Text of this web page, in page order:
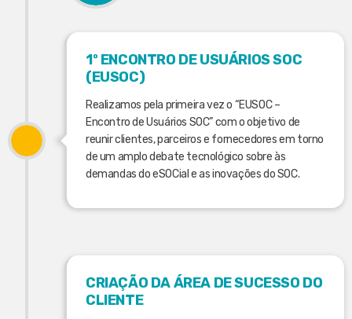
1º ENCONTRO DE USUÁRIOS SOC
(EUSOC)
Realizamos pela primeira vez o “EUSOC –
Encontro de Usuários SOC” com o objetivo de
reunir clientes, parceiros e fornecedores em torno
de um amplo debate tecnológico sobre às
demandas do eSOCial e as inovações do SOC.
CRIAÇÃO DA ÁREA DE SUCESSO DO
CLIENTE